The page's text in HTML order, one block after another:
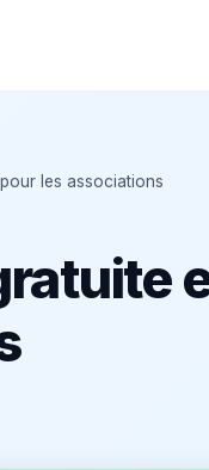
les associations